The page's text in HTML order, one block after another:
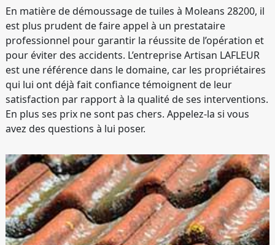
En matière de démoussage de tuiles à Moleans 28200, il
est plus prudent de faire appel à un prestataire
professionnel pour garantir la réussite de l’opération et
pour éviter des accidents. L’entreprise Artisan LAFLEUR
est une référence dans le domaine, car les propriétaires
qui lui ont déjà fait confiance témoignent de leur
satisfaction par rapport à la qualité de ses interventions.
En plus ses prix ne sont pas chers. Appelez-la si vous
avez des questions à lui poser.